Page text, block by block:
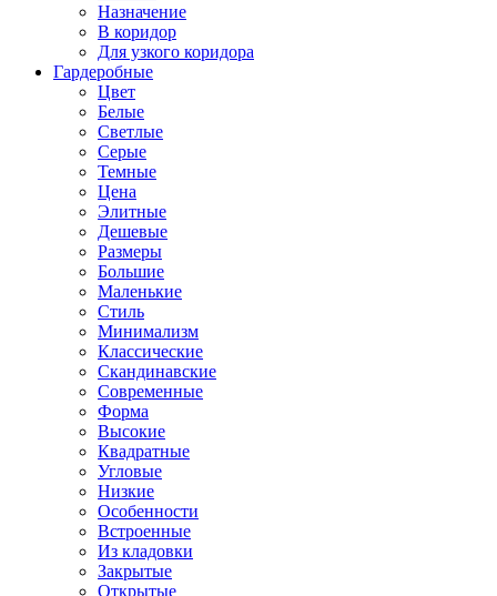
Назначение
В коридор
Для узкого коридора
Гардеробные
Цвет
Белые
Светлые
Серые
Темные
Цена
Элитные
Дешевые
Размеры
Большие
Маленькие
Стиль
Минимализм
Классические
Скандинавские
Современные
Форма
Высокие
Квадратные
Угловые
Низкие
Особенности
Встроенные
Из кладовки
Закрытые
Открытые